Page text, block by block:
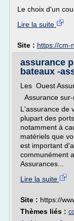
Le choix d'un
Lire la suite
Site : https://cm-
assurance
bateaux -
Les Ouest
Assurance
L'assurance de
plupart des
notamment à
matériels que
est important
communément
Assurances...
Lire la suite
Site : https://
Thèmes liés :